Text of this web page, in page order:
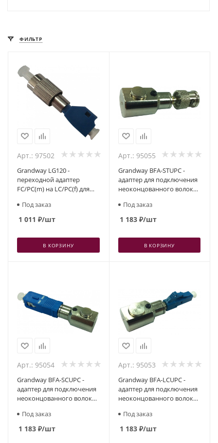
ФИЛЬТР
Арт.: 97502
Grandway LG120 -
переходной адаптер
FC/PC(m) на LC/PC(f) для
Под заказ
1 011 ₽/шт
В КОРЗИНУ
Арт.: 95055
Grandway BFA-STUPC -
адаптер для подключения
неоконцованного волокна
Под заказ
1 183₽/шт
В КОРЗИНУ
Арт.: 95054
Grandway BFA-SCUPC -
адаптер для подключения
неоконцованного волокна
Под заказ
1 183 ₽/шт
Арт.: 95053
Grandway BFA-LCUPC -
адаптер для подключения
неоконцованного волокна
Под заказ
1 183₽/шт